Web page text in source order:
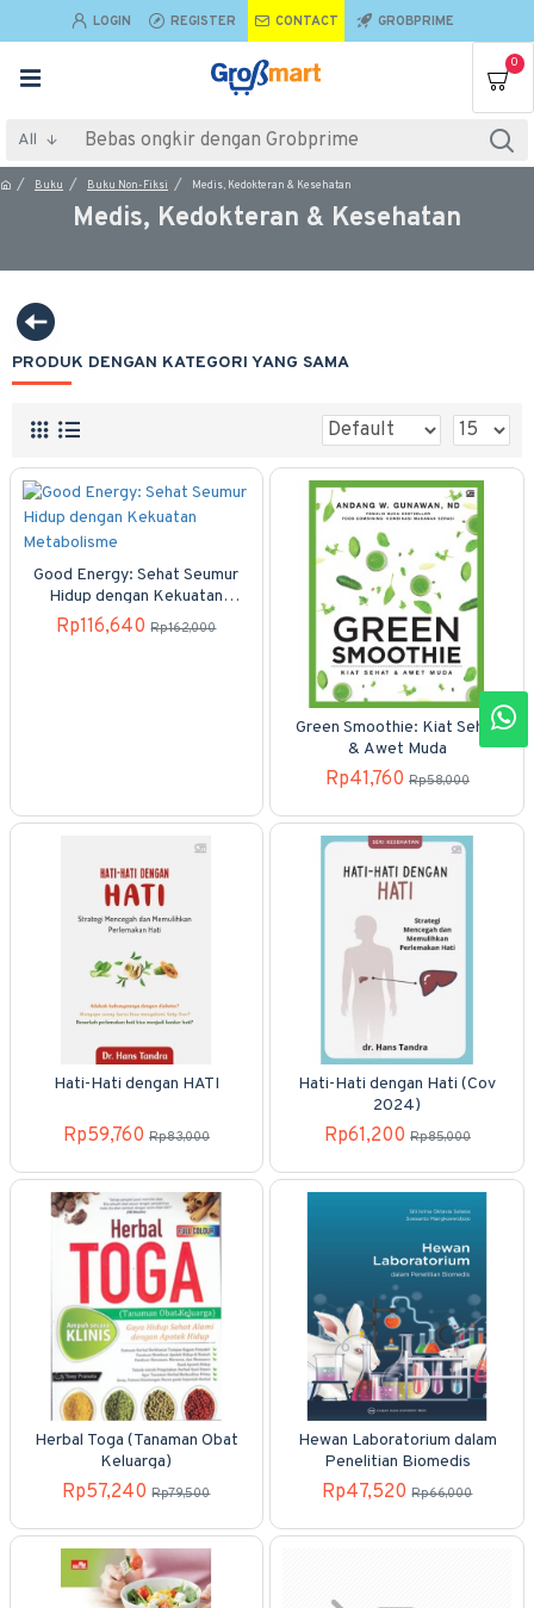
LOGIN REGISTER CONTACT GROBPRIME
0
All
Buku Buku Non-Fiksi Medis, Kedokteran & Kesehatan
Medis, Kedokteran & Kesehatan
PRODUK DENGAN KATEGORI YANG SAMA
Good Energy: Sehat Seumur
Hidup dengan Kekuatan
Metabolisme
Rp116,640 Rp162,000
Green Smoothie: Kiat Sehat
& Awet Muda
Rp41,760 Rp58,000
Hati-Hati dengan HATI
Rp59,760 Rp83,000
Hati-Hati dengan Hati (Cov
2024)
Rp61,200 Rp85,000
Herbal Toga (Tanaman Obat
Keluarga)
Rp57,240 Rp79,500
Hewan Laboratorium dalam
Penelitian Biomedis
Rp47,520 Rp66,000